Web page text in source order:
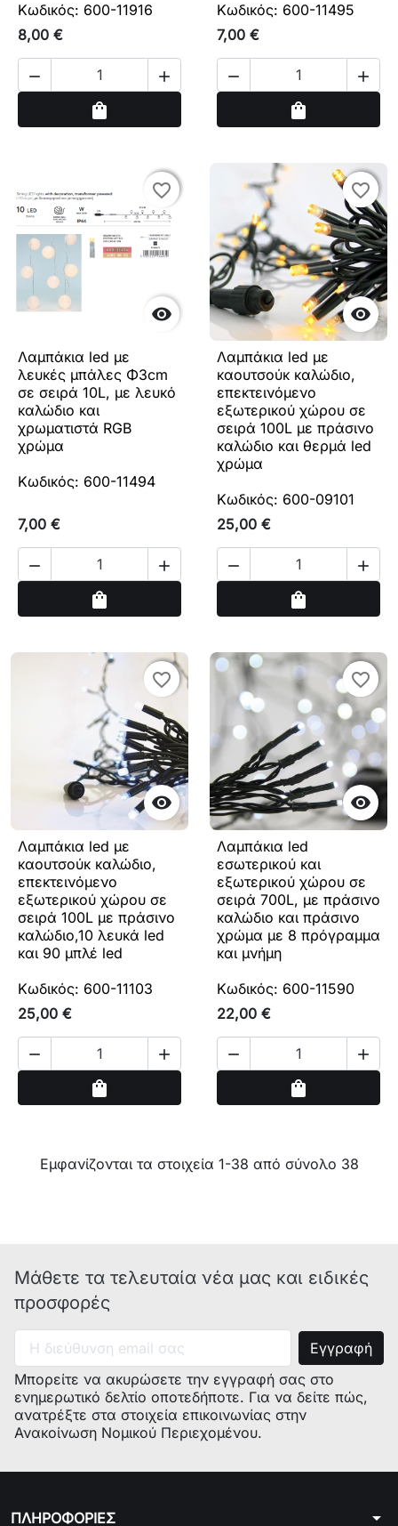
Κωδικός: 600-11916
8,00 €
 
shopping_bag
Κωδικός: 600-11495
7,00 €
 
shopping_bag

favorite_border
favorite_border
Λαμπάκια led με
λευκές μπάλες Φ3cm
σε σειρά 10L, με λευκό
καλώδιο και
χρωματιστά RGB
χρώμα
Κωδικός: 600-11494
7,00 €
 
shopping_bag

favorite_border
favorite_border
Λαμπάκια led με
καουτσούκ καλώδιο,
επεκτεινόμενο
εξωτερικού χώρου σε
σειρά 100L με πράσινο
καλώδιο και θερμά led
χρώμα
Κωδικός: 600-09101
25,00 €
 
shopping_bag

favorite_border
favorite_border
Λαμπάκια led με
καουτσούκ καλώδιο,
επεκτεινόμενο
εξωτερικού χώρου σε
σειρά 100L με πράσινο
καλώδιο,10 λευκά led
και 90 μπλέ led
Κωδικός: 600-11103
25,00 €
 
shopping_bag

favorite_border
favorite_border
Λαμπάκια led
εσωτερικού και
εξωτερικού χώρου σε
σειρά 700L, με πράσινο
καλώδιο και πράσινο
χρώμα με 8 πρόγραμμα
και μνήμη
Κωδικός: 600-11590
22,00 €
 
shopping_bag
Εμφανίζονται τα στοιχεία 1-38 από σύνολο 38
Μάθετε τα τελευταία νέα μας και ειδικές
προσφορές
Μπορείτε να ακυρώσετε την εγγραφή σας στο
ενημερωτικό δελτίο οποτεδήποτε. Για να δείτε πώς,
ανατρέξτε στα στοιχεία επικοινωνίας στην
Ανακοίνωση Νομικού Περιεχομένου.
ΠΛΗΡΟΦΟΡΙΕΣ arrow_drop_down